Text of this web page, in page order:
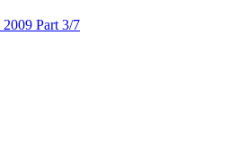
Part 3/7